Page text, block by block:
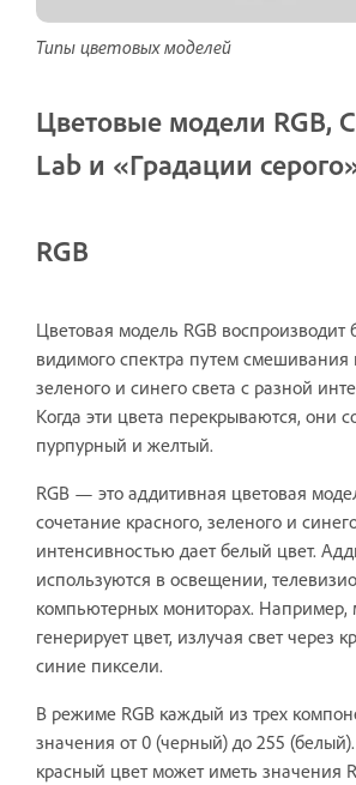
Типы цветовых моделей
Цветовые модели RGB,
Lab и «Градации
RGB
Цветовая модель RGB
видимого спектра путем смешивания
зеленого и синего света с разной
Когда эти цвета перекрываются, они
пурпурный и желтый.
RGB — это аддитивная цветовая
сочетание красного, зеленого и
интенсивностью дает белый цвет.
используются в освещении,
компьютерных мониторах. Например,
генерирует цвет, излучая свет через
синие пиксели.
В режиме RGB каждый из трех
значения от 0 (черный) до 255
красный цвет может иметь значения